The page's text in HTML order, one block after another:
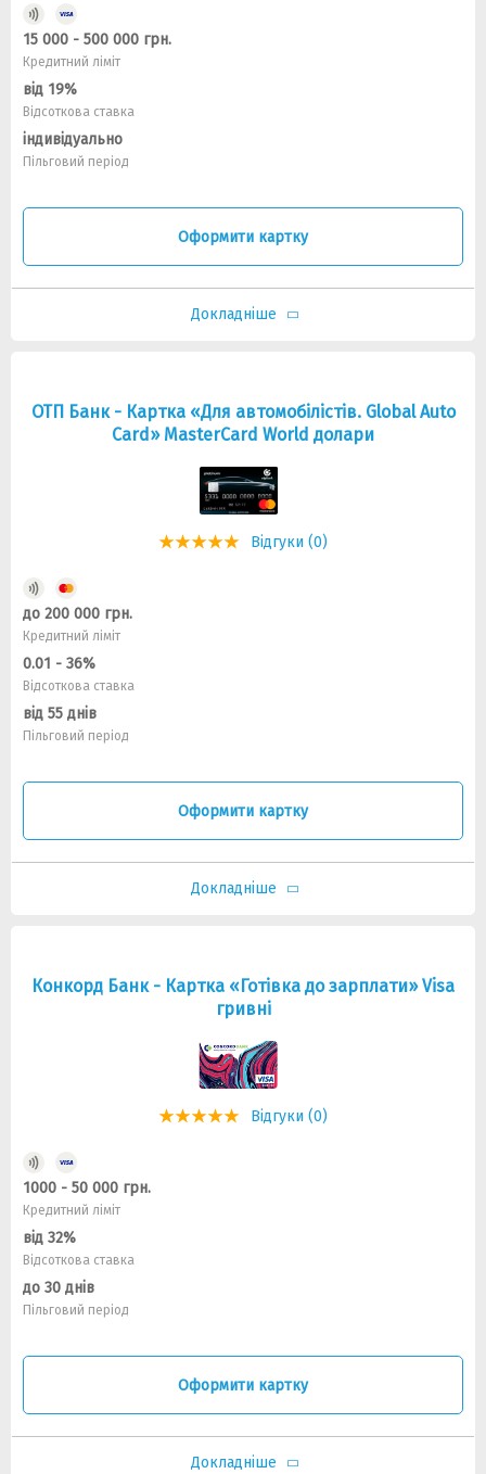
15 000 - 500 000 грн.
Кредитний ліміт
від 19%
Відсоткова ставка
індивідуально
Пільговий період
Оформити картку
Докладніше
ОТП Банк - Картка «Для автомобілістів. Global Auto
Card» MasterCard World долари
Відгуки (0)
до 200 000 грн.
Кредитний ліміт
0.01 - 36%
Відсоткова ставка
від 55 днів
Пільговий період
Оформити картку
Докладніше
Конкорд Банк - Картка «Готівка до зарплати» Visa
гривні
Відгуки (0)
1000 - 50 000 грн.
Кредитний ліміт
від 32%
Відсоткова ставка
до 30 днів
Пільговий період
Оформити картку
Докладніше